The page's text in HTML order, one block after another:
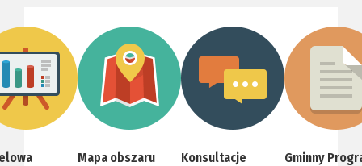
Mapa obszaru
Konsultacje
Gminny